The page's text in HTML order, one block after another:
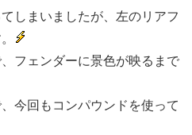
しまいましたが、左のリアフ
、フェンダーに景色が映るまで
今回もコンパウンドを使って